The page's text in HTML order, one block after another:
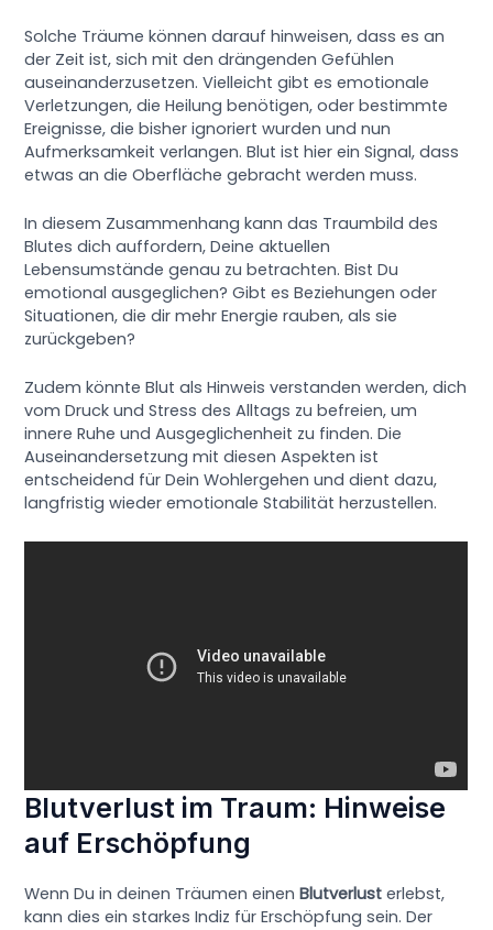
Solche Träume können darauf hinweisen, dass es an
der Zeit ist, sich mit den drängenden Gefühlen
auseinanderzusetzen. Vielleicht gibt es emotionale
Verletzungen, die Heilung benötigen, oder bestimmte
Ereignisse, die bisher ignoriert wurden und nun
Aufmerksamkeit verlangen. Blut ist hier ein Signal, dass
etwas an die Oberfläche gebracht werden muss.
In diesem Zusammenhang kann das Traumbild des
Blutes dich auffordern, Deine aktuellen
Lebensumstände genau zu betrachten. Bist Du
emotional ausgeglichen? Gibt es Beziehungen oder
Situationen, die dir mehr Energie rauben, als sie
zurückgeben?
Zudem könnte Blut als Hinweis verstanden werden, dich
vom Druck und Stress des Alltags zu befreien, um
innere Ruhe und Ausgeglichenheit zu finden. Die
Auseinandersetzung mit diesen Aspekten ist
entscheidend für Dein Wohlergehen und dient dazu,
langfristig wieder emotionale Stabilität herzustellen.
Blutverlust im Traum: Hinweise
auf Erschöpfung
Wenn Du in deinen Träumen einenBlutverlust erlebst,
kann dies ein starkes Indiz für Erschöpfung sein. Der